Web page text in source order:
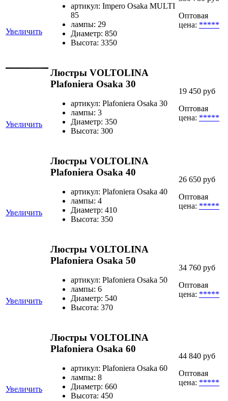
Увеличить
артикул: Impero Osaka MULTI
85
лампы: 29
Диаметр: 850
Высота: 3350
Оптовая
цена: *****
Увеличить
Люстры VOLTOLINA
Plafoniera Osaka 30
артикул: Plafoniera Osaka 30
лампы: 3
Диаметр: 350
Высота: 300
19 450 руб
Оптовая
цена: *****
Увеличить
Люстры VOLTOLINA
Plafoniera Osaka 40
артикул: Plafoniera Osaka 40
лампы: 4
Диаметр: 410
Высота: 350
26 650 руб
Оптовая
цена: *****
Увеличить
Люстры VOLTOLINA
Plafoniera Osaka 50
артикул: Plafoniera Osaka 50
лампы: 6
Диаметр: 540
Высота: 370
34 760 руб
Оптовая
цена: *****
Увеличить
Люстры VOLTOLINA
Plafoniera Osaka 60
артикул: Plafoniera Osaka 60
лампы: 8
Диаметр: 660
Высота: 450
44 840 руб
Оптовая
цена: *****